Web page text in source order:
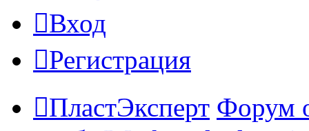
Вход
Регистрация
ПластЭксперт Форум